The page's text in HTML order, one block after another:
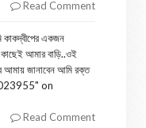
Read Comment
কাকদ্বীপের একজন
কাছেই আমার বাড়ি..ওই
আমায় জানাবেন আমি রক্ত
" on
Read Comment